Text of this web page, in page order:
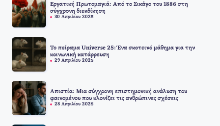
Εργατική Πρωτομαγιά: Από το Σικάγο του 1886 στη
σύγχρονη διεκδίκηση
30 Απριλίου 2025
Το πείραμα Universe 25: Ένα σκοτεινό μάθημα για την
κοινωνική κατάρρευση
29 Απριλίου 2025
Απιστία: Μια σύγχρονη επιστημονική ανάλυση του
φαινομένου που κλονίζει τις ανθρώπινες σχέσεις
28 Απριλίου 2025